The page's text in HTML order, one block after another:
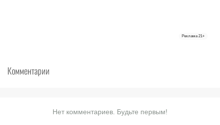
Реклама 21+
Комментарии
Нет комментариев. Будьте первым!